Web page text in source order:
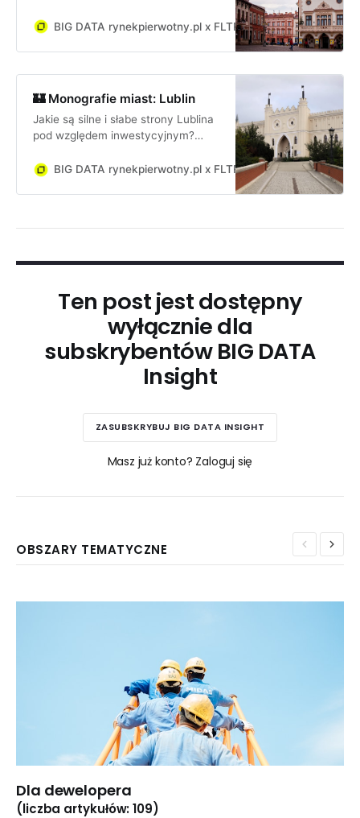
zagrożenia dla firmy lub inwestora
BIG DATA rynekpierwotny.pl x FLTR Gabriela Prygiel
🏰 Monografie miast: Lublin
Jakie są silne i słabe strony Lublina
pod względem inwestycyjnym?
firmy lub inwestora inwestującego
BIG DATA rynekpierwotny.pl x FLTR Jan Dziekoński
Ten post jest dostępny
wyłącznie dla
subskrybentów BIG DATA
Insight
ZASUBSKRYBUJ BIG DATA INSIGHT
Masz już konto? Zaloguj się
OBSZARY TEMATYCZNE
Dla dewelopera
(liczba artykułów: 109)